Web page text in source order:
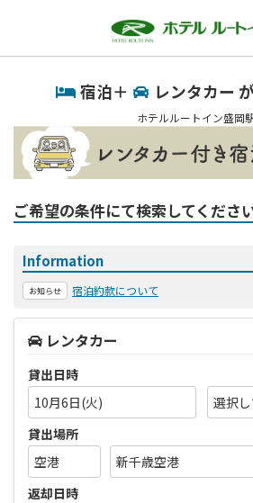
宿泊＋ レンタカー
ホテルルートイン盛岡
ご希望の条件にて検索してくださ
Information
お知らせ 宿泊約款について
レンタカー
貸出日時
10月6日(火)
貸出場所
返却日時